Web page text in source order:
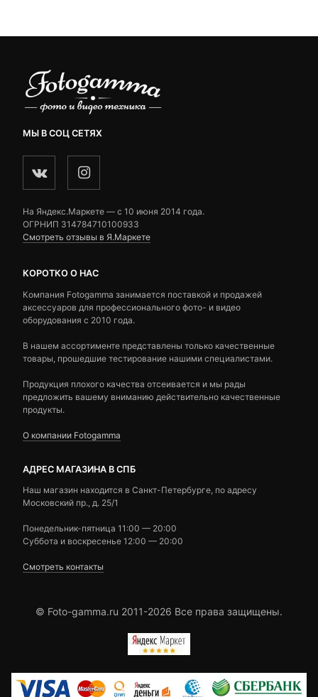
МЫ В СОЦ СЕТЯХ
На Яндекс.Маркете — c 10 июня 2014 года.
ОГРНИП 314784710100933
Смотреть отзывы в Я.Маркете
КОРОТКО О НАС
Компания Fotogamma занимается поставкой и продажей
аксессуаров для профессионального фото- и видео
оборудования с 2010 года.
В нашем ассортименте представлены только качественные
товары, прошедшие тестирование нашими специалистами.
Продукция плохого качества отсеивается и мы рады
предложить вашему вниманию действительно качественные
продукты.
О компании Fotogamma
АДРЕС МАГАЗИНА В СПБ
Наш магазин находится в Санкт-Петербурге, по адресу
Московский пр., д. 25/1
Понедельник-пятница 11:00 — 20:00
Суббота и воскресенье 12:00 — 20:00
Смотреть контакты
© Foto-gamma.ru 2011-2026 Все права защищены.